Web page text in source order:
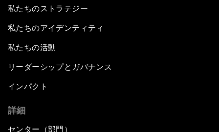
私たちのストラテジー
私たちのアイデンティティ
私たちの活動
リーダーシップとガバナンス
インパクト
詳細
センター（部門）